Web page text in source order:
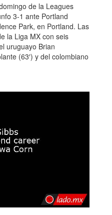
de la Leagues
3-1 ante Portland
Park, en Portland. Las
la Liga MX con seis
uruguayo Brian
(63′) y del colombiano